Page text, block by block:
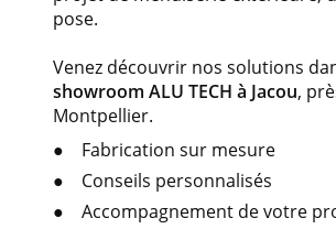
pose.
Venez découvrir nos solutions
showroom ALU TECH à Jacou,
Montpellier.
Fabrication sur mesure
Conseils personnalisés
Accompagnement de votre